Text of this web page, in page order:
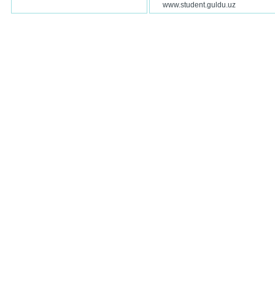
www.student.guldu.uz